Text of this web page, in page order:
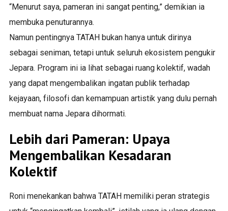
“Menurut saya, pameran ini sangat penting,” demikian ia
membuka penuturannya.
Namun pentingnya TATAH bukan hanya untuk dirinya
sebagai seniman, tetapi untuk seluruh ekosistem pengukir
Jepara. Program ini ia lihat sebagai ruang kolektif, wadah
yang dapat mengembalikan ingatan publik terhadap
kejayaan, filosofi dan kemampuan artistik yang dulu pernah
membuat nama Jepara dihormati.
Lebih dari Pameran: Upaya
Mengembalikan Kesadaran
Kolektif
Roni menekankan bahwa TATAH memiliki peran strategis